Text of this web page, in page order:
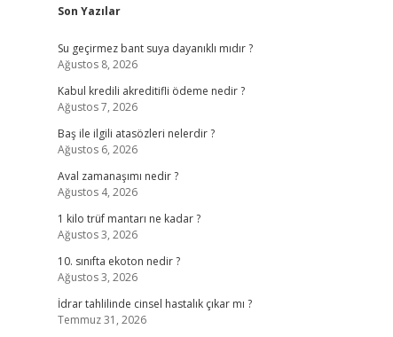
Sidebar
Son Yazılar
Su geçirmez bant suya dayanıklı mıdır ?
Ağustos 8, 2026
Kabul kredili akreditifli ödeme nedir ?
Ağustos 7, 2026
Baş ile ilgili atasözleri nelerdir ?
Ağustos 6, 2026
Aval zamanaşımı nedir ?
Ağustos 4, 2026
1 kilo trüf mantarı ne kadar ?
Ağustos 3, 2026
10. sınıfta ekoton nedir ?
Ağustos 3, 2026
İdrar tahlilinde cinsel hastalık çıkar mı ?
Temmuz 31, 2026